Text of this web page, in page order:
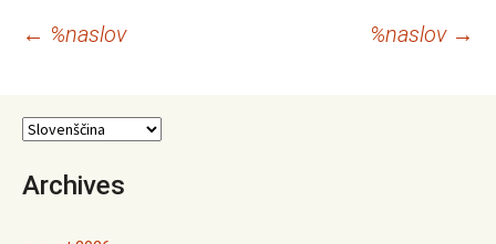
Krmarjenje
prispevkih
← %naslov %naslov →
Archives